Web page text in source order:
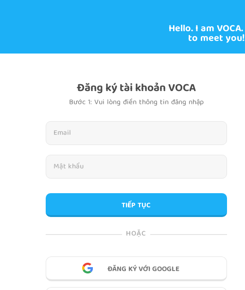
Hello. I am
to meet you!
Đăng ký tài khoản VOCA
Bước 1: Vui lòng điền thông tin đăng nhập
TIẾP TỤC
HOẶC
ĐĂNG KÝ VỚI GOOGLE